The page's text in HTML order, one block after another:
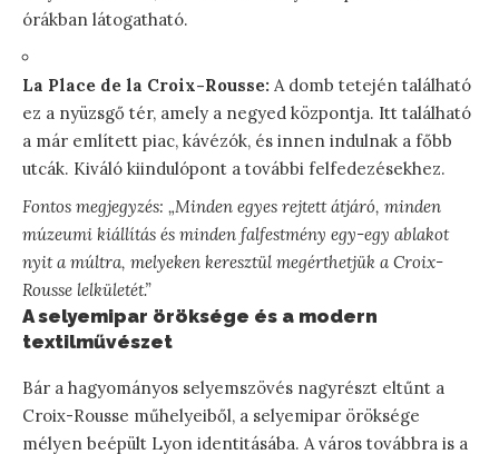
órákban látogatható.
La Place de la Croix-Rousse: A domb tetején található
ez a nyüzsgő tér, amely a negyed központja. Itt található
a már említett piac, kávézók, és innen indulnak a főbb
utcák. Kiváló kiindulópont a további felfedezésekhez.
Fontos megjegyzés: „Minden egyes rejtett átjáró, minden
múzeumi kiállítás és minden falfestmény egy-egy ablakot
nyit a múltra, melyeken keresztül megérthetjük a Croix-
Rousse lelkületét.”
A selyemipar öröksége és a modern
textilművészet
Bár a hagyományos selyemszövés nagyrészt eltűnt a
Croix-Rousse műhelyeiből, a selyemipar öröksége
mélyen beépült Lyon identitásába. A város továbbra is a